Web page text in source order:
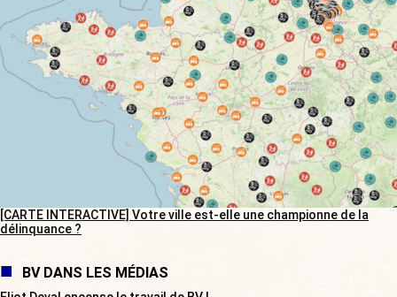
[CARTE INTERACTIVE] Votre ville est-elle une championne de la
délinquance ?
BV DANS LES MÉDIAS